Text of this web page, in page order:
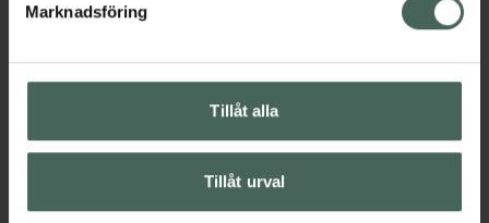
Marknadsföring
Tillåt alla
Tillåt urval
Omdömen Visa